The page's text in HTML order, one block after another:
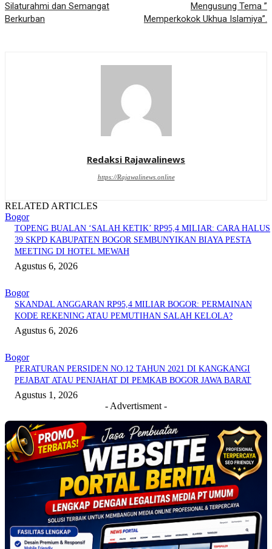
Silaturahmi dan Semangat
Berkurban
Mengusung Tema ”
Memperkokok Ukhua Islamiya”.
Redaksi Rajawalinews
https://Rajawalinews.online
RELATED ARTICLES
Bogor
TOPENG BUALAN ‘SALAH KETIK’ RP95,4 MILIAR: CARA HALUS
39 SKPD KABUPATEN BOGOR SEMBUNYIKAN BIAYA PESTA
MEETING DI HOTEL MEWAH
Agustus 6, 2026
Bogor
SKANDAL ANGGARAN RP95,4 MILIAR BOGOR: PERMAINAN
KODE REKENING ATAU PEMUTIHAN SALAH KELOLA?
Agustus 6, 2026
Bogor
PERATURAN PERSIDEN NO.12 TAHUN 2021 DI KANGKANGI
PEJABAT ATAU PENJAHAT DI PEMKAB BOGOR JAWA BARAT
Agustus 1, 2026
- Advertisment -